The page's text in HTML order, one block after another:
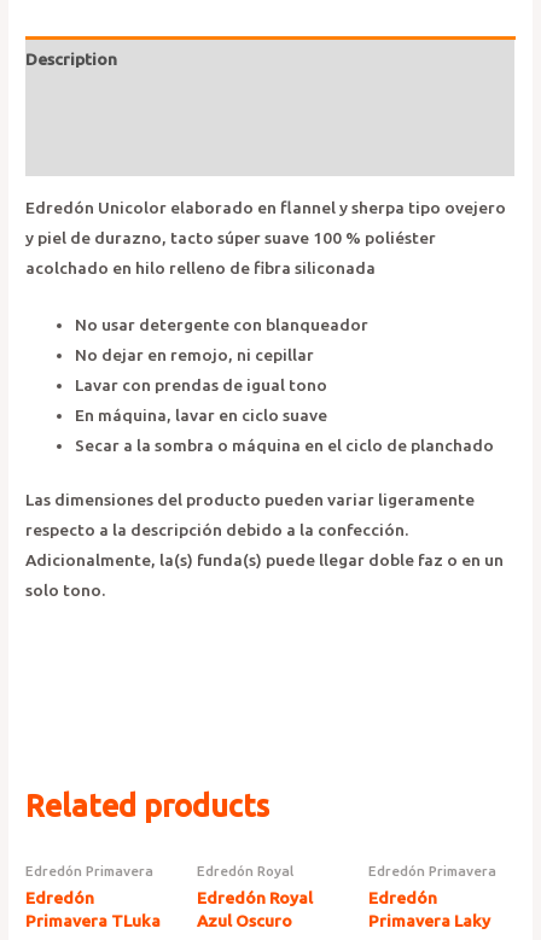
Description
Edredón Unicolor elaborado en flannel y sherpa tipo ovejero
y piel de durazno, tacto súper suave 100 % poliéster
acolchado en hilo relleno de fibra siliconada
No usar detergente con blanqueador
No dejar en remojo, ni cepillar
Lavar con prendas de igual tono
En máquina, lavar en ciclo suave
Secar a la sombra o máquina en el ciclo de planchado
Las dimensiones del producto pueden variar ligeramente
respecto a la descripción debido a la confección.
Adicionalmente, la(s) funda(s) puede llegar doble faz o en un
solo tono.
Related products
Edredón Primavera
Edredón
Primavera TLuka
Edredón Royal
Edredón Royal
Azul Oscuro
Edredón Primavera
Edredón
Primavera Laky